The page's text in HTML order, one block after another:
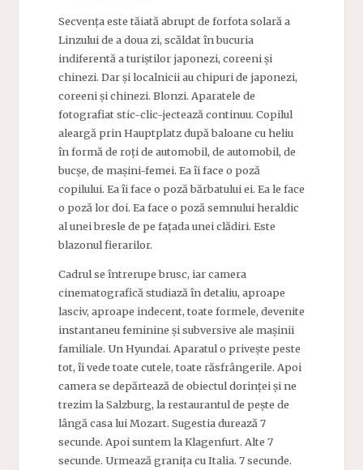
Secvența este tăiată abrupt de forfota solară a
Linzului de a doua zi, scăldat în bucuria
indiferentă a turiștilor japonezi, coreeni și
chinezi. Dar și localnicii au chipuri de japonezi,
coreeni și chinezi. Blonzi. Aparatele de
fotografiat stic-clic-jectează continuu. Copilul
aleargă prin Hauptplatz după baloane cu heliu
în formă de roți de automobil, de automobil, de
bucșe, de mașini-femei. Ea îi face o poză
copilului. Ea îi face o poză bărbatului ei. Ea le face
o poză lor doi. Ea face o poză semnului heraldic
al unei bresle de pe fațada unei clădiri. Este
blazonul fierarilor.
Cadrul se întrerupe brusc, iar camera
cinematografică studiază în detaliu, aproape
lasciv, aproape indecent, toate formele, devenite
instantaneu feminine și subversive ale mașinii
familiale. Un Hyundai. Aparatul o privește peste
tot, îi vede toate cutele, toate răsfrângerile. Apoi
camera se depărtează de obiectul dorinței și ne
trezim la Salzburg, la restaurantul de pește de
lângă casa lui Mozart. Sugestia durează 7
secunde. Apoi suntem la Klagenfurt. Alte 7
secunde. Urmează granița cu Italia. 7 secunde.